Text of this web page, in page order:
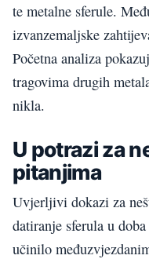
te metalne sferule.
izvanzemaljske
Početna analiza
tragovima drugih
nikla.
U potrazi za
pitanjima
Uvjerljivi dokazi za
datiranje sferula u
učinilo